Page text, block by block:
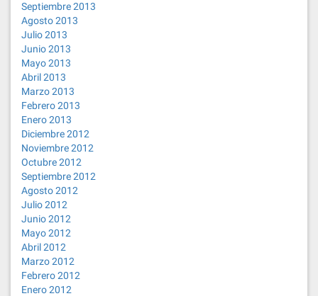
Septiembre 2013
Agosto 2013
Julio 2013
Junio 2013
Mayo 2013
Abril 2013
Marzo 2013
Febrero 2013
Enero 2013
Diciembre 2012
Noviembre 2012
Octubre 2012
Septiembre 2012
Agosto 2012
Julio 2012
Junio 2012
Mayo 2012
Abril 2012
Marzo 2012
Febrero 2012
Enero 2012